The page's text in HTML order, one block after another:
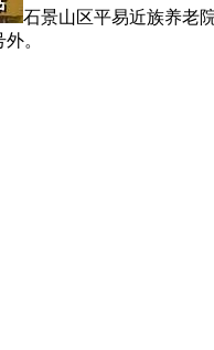
石景山区平易近族养老
。